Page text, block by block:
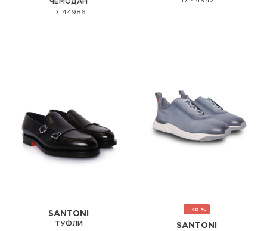
ЧЕМОДАН
ID: 44986
SANTONI
ТУФЛИ
- 40 %
SANTONI